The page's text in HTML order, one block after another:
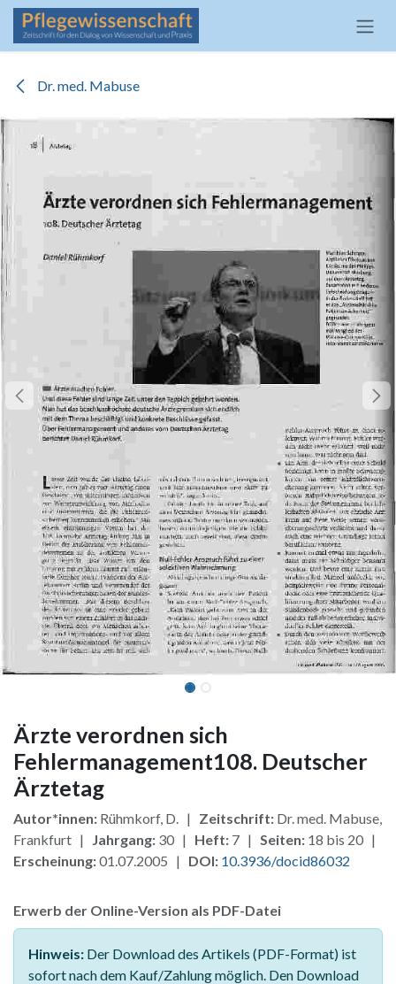
Zum Inhalt springen
Dr. med. Mabuse
Ärzte verordnen sich
Fehlermanagement108. Deutscher
Ärztetag
Autor*innen: Rühmkorf, D. | Zeitschrift: Dr. med. Mabuse,
Frankfurt | Jahrgang: 30 | Heft: 7 | Seiten: 18 bis 20 |
Erscheinung:01.07.2005 | DOI: 10.3936/docid86032
Erwerb der Online-Version als PDF-Datei
Hinweis: Der Download des Artikels (PDF-Format) ist
sofort nach dem Kauf/Zahlung möglich. Den Download